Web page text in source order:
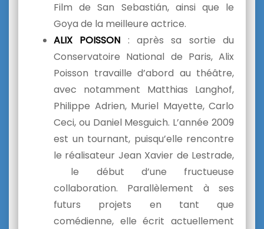
Film de San Sebastián, ainsi que le
Goya de la meilleure actrice.
ALIX POISSON : après sa sortie du
Conservatoire National de Paris, Alix
Poisson travaille d’abord au théâtre,
avec notamment Matthias Langhof,
Philippe Adrien, Muriel Mayette, Carlo
Ceci, ou Daniel Mesguich. L’année 2009
est un tournant, puisqu’elle rencontre
le réalisateur Jean Xavier de Lestrade,
le début d’une fructueuse
collaboration. Parallèlement à ses
futurs projets en tant que
comédienne, elle écrit actuellement